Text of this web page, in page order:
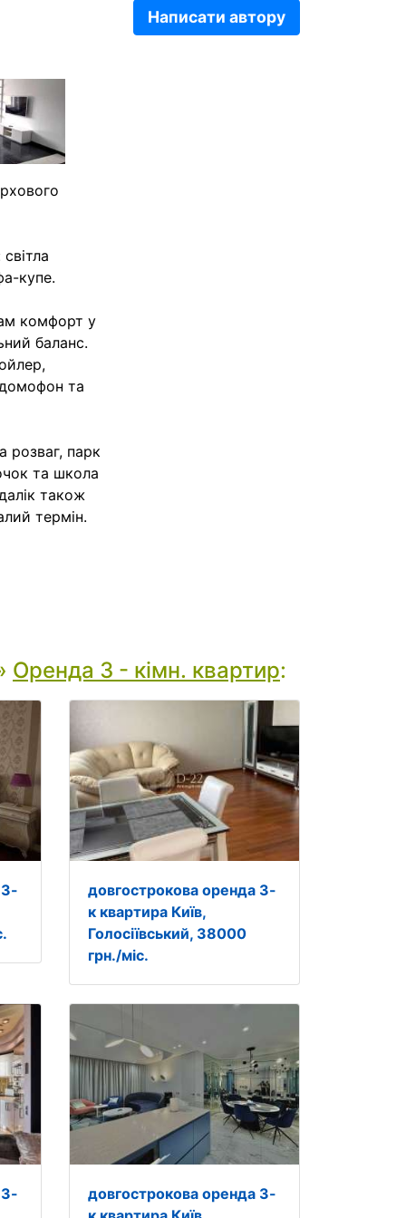
купе.
комфорт у
баланс.
та
розваг, парк
та школа
також
термін.
Написати автору
Оренда 3 - кімн. квартир:
3-
довгострокова оренда 3-
к квартира Київ,
Голосіївський, 38000
грн./міс.
3-
довгострокова оренда 3-